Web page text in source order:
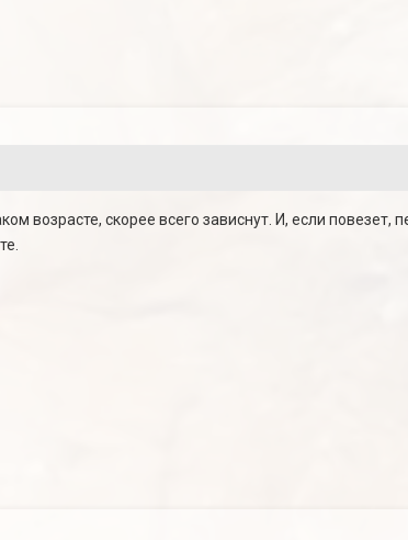
возрасте, скорее всего зависнут. И, если